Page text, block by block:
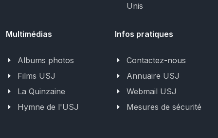
Unis
Multimédias
Albums photos
Films USJ
La Quinzaine
Hymne de l'USJ
Infos pratiques
Contactez-nous
Annuaire USJ
Webmail USJ
Mesures de sécurité